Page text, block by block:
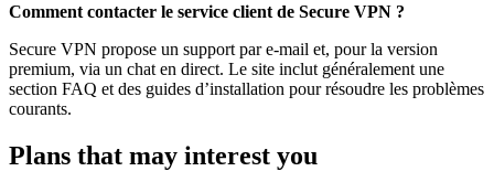
Comment contacter le service client de Secure VPN ?
Secure VPN propose un support par e-mail et, pour la version
premium, via un chat en direct. Le site inclut généralement une
section FAQ et des guides d’installation pour résoudre les problèmes
courants.
Plans that may interest you